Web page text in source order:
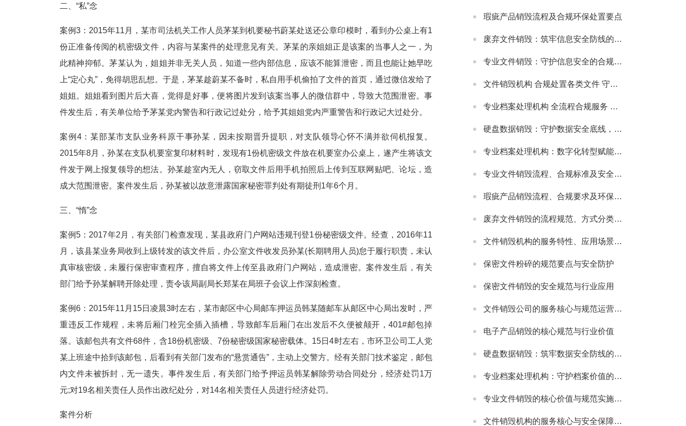
二、“私”念
案例3：2015年11月，某市司法机关工作人员茅某到机要秘书蔚某处送还公章印模时，看到办公桌上有1
份正准备传阅的机密级文件，内容与某案件的处理意见有关。茅某的亲姐姐正是该案的当事人之一，为
此精神抑郁。茅某认为，姐姐并非无关人员，知道一些内部信息，应该不能算泄密，而且也能让她早吃
上“定心丸”，免得胡思乱想。于是，茅某趁蔚某不备时，私自用手机偷拍了文件的首页，通过微信发给了
姐姐。姐姐看到图片后大喜，觉得是好事，便将图片发到该案当事人的微信群中，导致大范围泄密。事
件发生后，有关单位给予茅某党内警告和行政记过处分，给予其姐姐党内严重警告和行政记大过处分。
案例4：某部某市支队业务科原干事孙某，因未按期晋升提职，对支队领导心怀不满并欲伺机报复。
2015年8月，孙某在支队机要室复印材料时，发现有1份机密级文件放在机要室办公桌上，遂产生将该文
件发于网上报复领导的想法。孙某趁室内无人，窃取文件后用手机拍照后上传到互联网贴吧、论坛，造
成大范围泄密。案件发生后，孙某被以故意泄露国家秘密罪判处有期徒刑1年6个月。
三、“惰”念
案例5：2017年2月，有关部门检查发现，某县政府门户网站违规刊登1份秘密级文件。经查，2016年11
月，该县某业务局收到上级转发的该文件后，办公室文件收发员孙某(长期聘用人员)怠于履行职责，未认
真审核密级，未履行保密审查程序，擅自将文件上传至县政府门户网站，造成泄密。案件发生后，有关
部门给予孙某解聘开除处理，责令该局副局长郑某在局班子会议上作深刻检查。
案例6：2015年11月15日凌晨3时左右，某市邮区中心局邮车押运员韩某随邮车从邮区中心局出发时，严
重违反工作规程，未将后厢门栓完全插入插槽，导致邮车后厢门在出发后不久便被颠开，401#邮包掉
落。该邮包共有文件68件，含18份机密级、7份秘密级国家秘密载体。15日4时左右，市环卫公司工人党
某上班途中拾到该邮包，后看到有关部门发布的“悬赏通告”，主动上交警方。经有关部门技术鉴定，邮包
内文件未被拆封，无一遗失。事件发生后，有关部门给予押运员韩某解除劳动合同处分，经济处罚1万
元;对19名相关责任人员作出政纪处分，对14名相关责任人员进行经济处罚。
案件分析
瑕疵产品销毁流程及合规环保处置要点
废弃文件销毁：筑牢信息安全防线的必要举措
专业文件销毁：守护信息安全的合规解决方案
文件销毁机构 合规处置各类文件 守护信息安全无忧
专业档案处理机构 全流程合规服务 助力政企档案管理提质增效
硬盘数据销毁：守护数据安全底线，主流服务公司实力解析
专业档案处理机构：数字化转型赋能，主流机构实力与行业发展解析
专业文件销毁流程、合规标准及安全防护指南
瑕疵产品销毁流程、合规要求及环保处理指南
废弃文件销毁的流程规范、方式分类及安全注意事项
文件销毁机构的服务特性、应用场景及选型要点解析
保密文件粉碎的规范要点与安全防护
保密文件销毁的安全规范与行业应用
文件销毁公司的服务核心与规范运营要点
电子产品销毁的核心规范与行业价值
硬盘数据销毁：筑牢数据安全防线的关键举措
专业档案处理机构：守护档案价值的规范化服务载体
专业文件销毁的核心价值与规范实施指南
文件销毁机构的服务核心与安全保障体系